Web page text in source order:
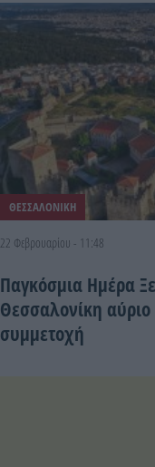
ΘΕΣΣΑΛΟΝΙΚΗ
22 Φεβρουαρίου - 11:48
Παγκόσμια Ημέρα
Θεσσαλονίκη
συμμετοχή